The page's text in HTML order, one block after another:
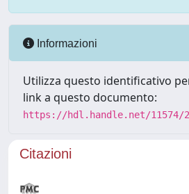
Informazioni
Utilizza questo identificativo
link a questo documento:
https://hdl.handle.net/11574/
Citazioni